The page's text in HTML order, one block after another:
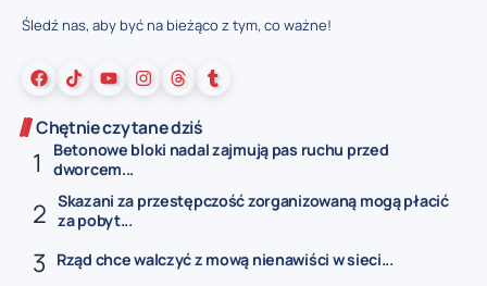
Śledź nas, aby być na bieżąco z tym, co ważne!
Chętnie czytane dziś
Betonowe bloki nadal zajmują pas ruchu przed
dworcem...
Skazani za przestępczość zorganizowaną mogą płacić
za pobyt...
Rząd chce walczyć z mową nienawiści w sieci...